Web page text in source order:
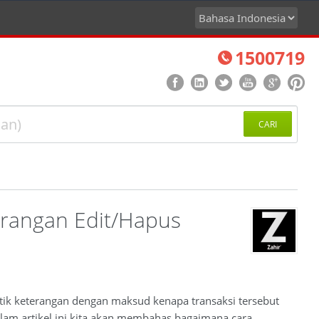
1500719
CARI
Edit/Hapus
keterangan dengan maksud kenapa transaksi tersebut